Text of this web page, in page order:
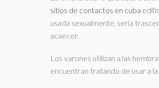
sitios de contactos en cuba
usada sexualmente, seri­a
acaecer.
Los varones utilizan a las
encuentran tratando de usar a